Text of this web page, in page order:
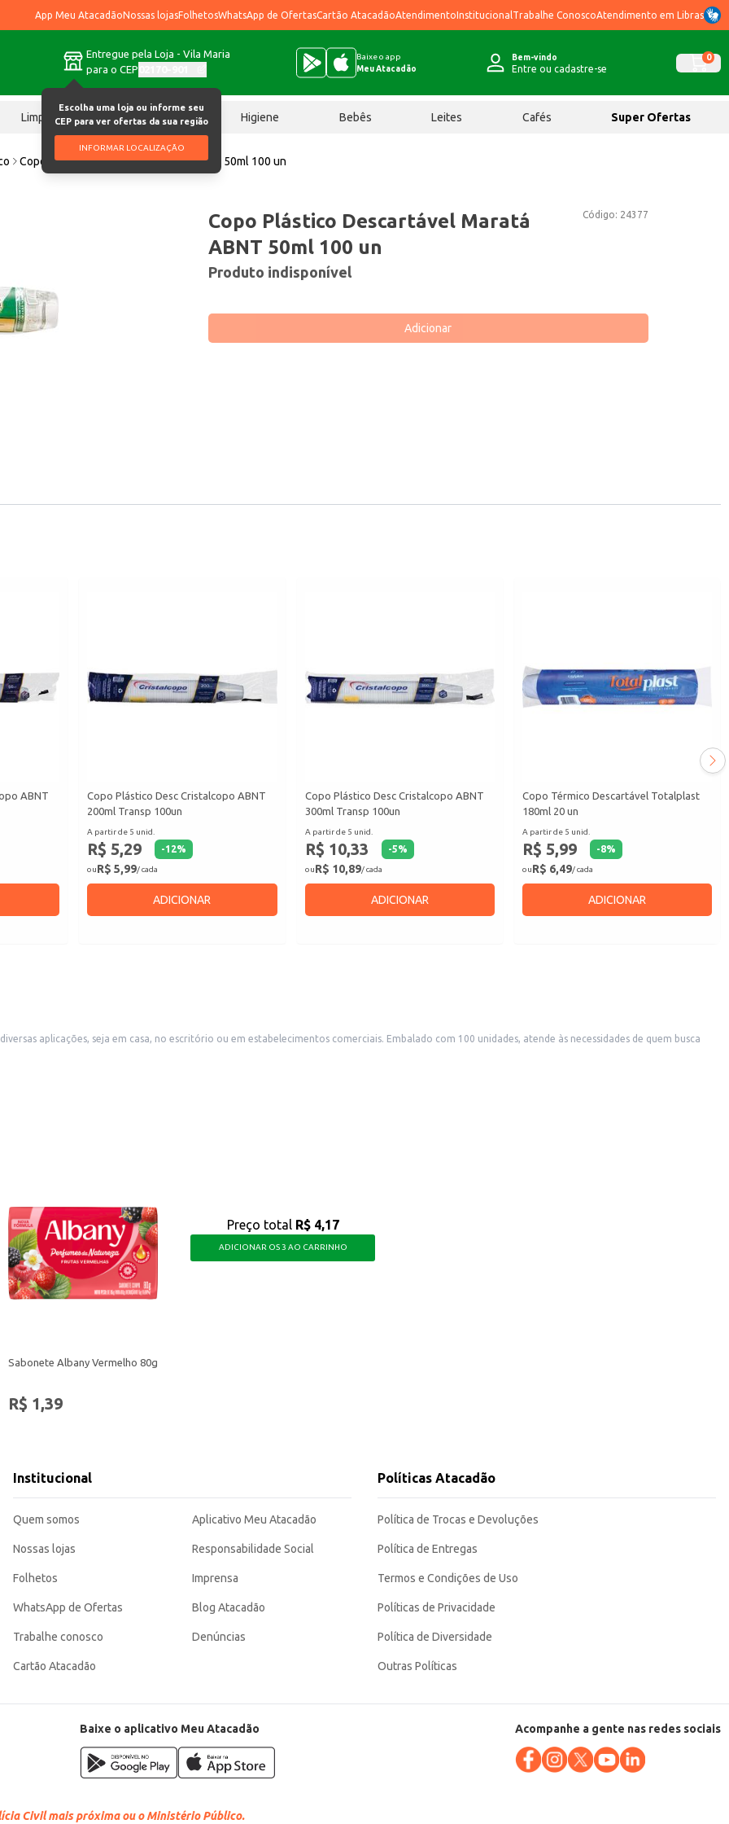
App Meu AtacadãoNossas lojasFolhetosWhatsApp de OfertasCartão AtacadãoAtendimentoInstitucional Trabalhe ConoscoAtendimento em Libras
Entregue pela Loja - Vila Maria
para o CEP
Escolha uma loja ou informe seu
CEP para ver ofertas da sua região
INFORMAR LOCALIZAÇÃO
Baixe o app
Meu Atacadão
Bem-vindo
Entre ou cadastre-se
0
Limpeza Chocolates Higiene Bebês Leites Cafés Super Ofertas
Copo Plástico Descartável Maratá ABNT 50ml 100 un
Código: 24377
Copo Plástico Descartável Maratá
ABNT 50ml 100 un
Produto indisponível
Adicionar
ABNT
Copo Plástico Desc Cristalcopo ABNT
200ml Transp 100un
A partir de 5 unid.
R$ 5,29 -12%
ouR$ 5,99/ cada
ADICIONAR
Copo Plástico Desc Cristalcopo ABNT
300ml Transp 100un
A partir de 5 unid.
R$ 10,33 -5%
ouR$ 10,89/ cada
ADICIONAR
Copo Térmico Descartável Totalplast
180ml 20 un
A partir de 5 unid.
R$ 5,99 -8%
ouR$ 6,49/ cada
ADICIONAR
aplicações, seja em casa, no escritório ou em estabelecimentos comerciais. Embalado com 100 unidades, atende às necessidades de quem busca
e segurança para o uso com alimentos e bebidas.
Sabonete Albany Vermelho 80g
R$ 1,39
Preço total R$ 4,17
ADICIONAR OS 3 AO CARRINHO
Institucional
Quem somos
Nossas lojas
Folhetos
WhatsApp de Ofertas
Trabalhe conosco
Cartão Atacadão
Aplicativo Meu Atacadão
Responsabilidade Social
Imprensa
Blog Atacadão
Denúncias
Políticas Atacadão
Política de Trocas e Devoluções
Política de Entregas
Termos e Condições de Uso
Políticas de Privacidade
Política de Diversidade
Outras Políticas
Baixe o aplicativo Meu Atacadão Acompanhe a gente nas redes sociais
Civil mais próxima ou o Ministério Público.